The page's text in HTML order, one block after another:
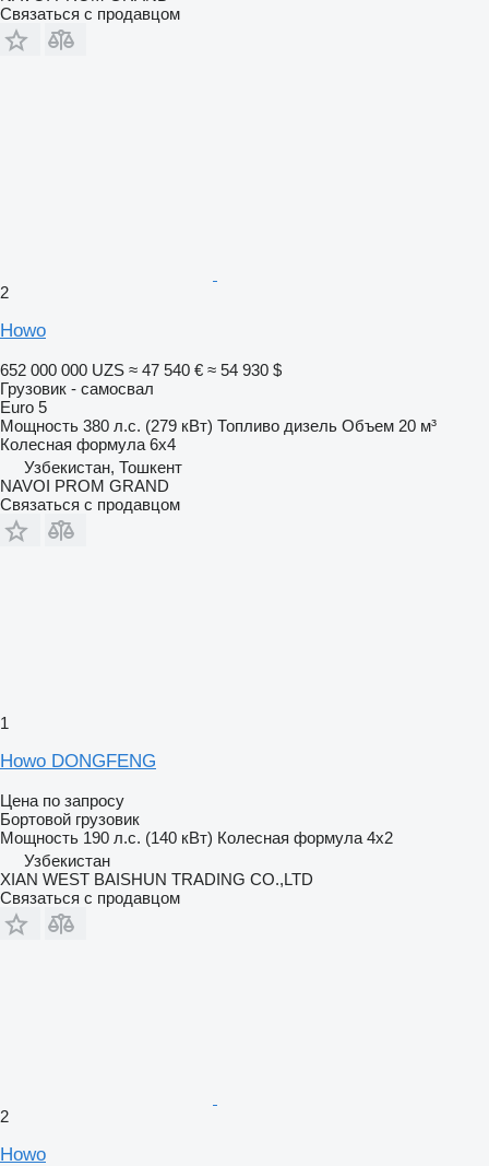
Связаться с продавцом
2
Howo
652 000 000 UZS ≈ 47 540 € ≈ 54 930 $
Грузовик - самосвал
Euro 5
Мощность 380 л.с. (279 кВт) Топливо дизель Объем 20 м³
Колесная формула 6x4
Узбекистан, Тошкент
NAVOI PROM GRAND
Связаться с продавцом
1
Howo DONGFENG
Цена по запросу
Бортовой грузовик
Мощность 190 л.с. (140 кВт) Колесная формула 4x2
Узбекистан
XIAN WEST BAISHUN TRADING CO.,LTD
Связаться с продавцом
2
Howo